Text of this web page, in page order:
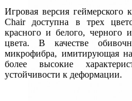
Игровая версия геймерского
Chair доступна в трех
красного и белого, черного
цвета. В качестве
микрофибра, имитирующая
более высокие
устойчивости к деформации.